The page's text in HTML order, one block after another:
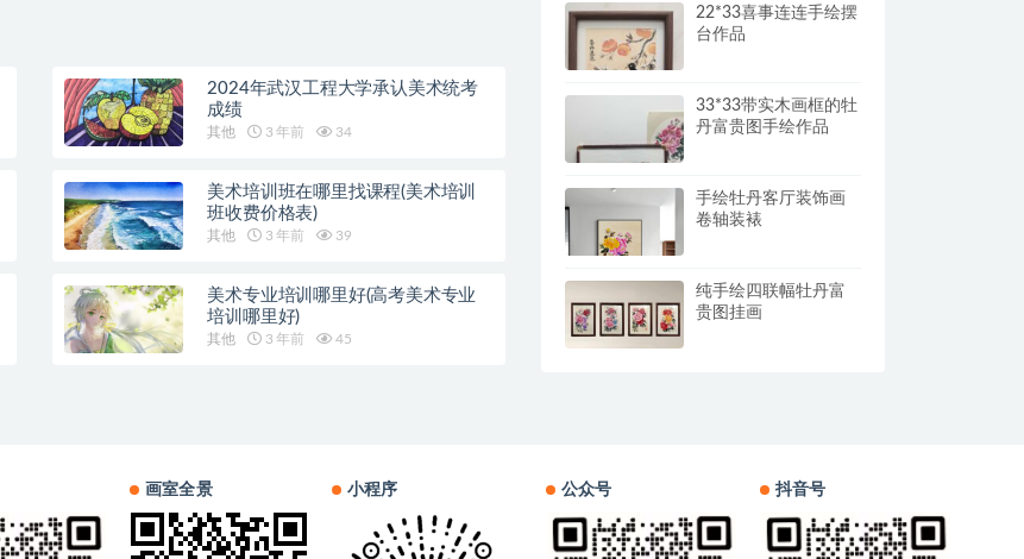
2024年武汉工程大学承认美术统考
成绩
其他 3 年前 34
美术培训班在哪里找课程(美术培训
班收费价格表)
其他 3 年前 39
美术专业培训哪里好(高考美术专业
培训哪里好)
其他 3 年前 45
22*33喜事连连手绘摆
台作品
33*33带实木画框的牡
丹富贵图手绘作品
手绘牡丹客厅装饰画
卷轴装裱
纯手绘四联幅牡丹富
贵图挂画
画室全景 小程序 公众号 抖音号